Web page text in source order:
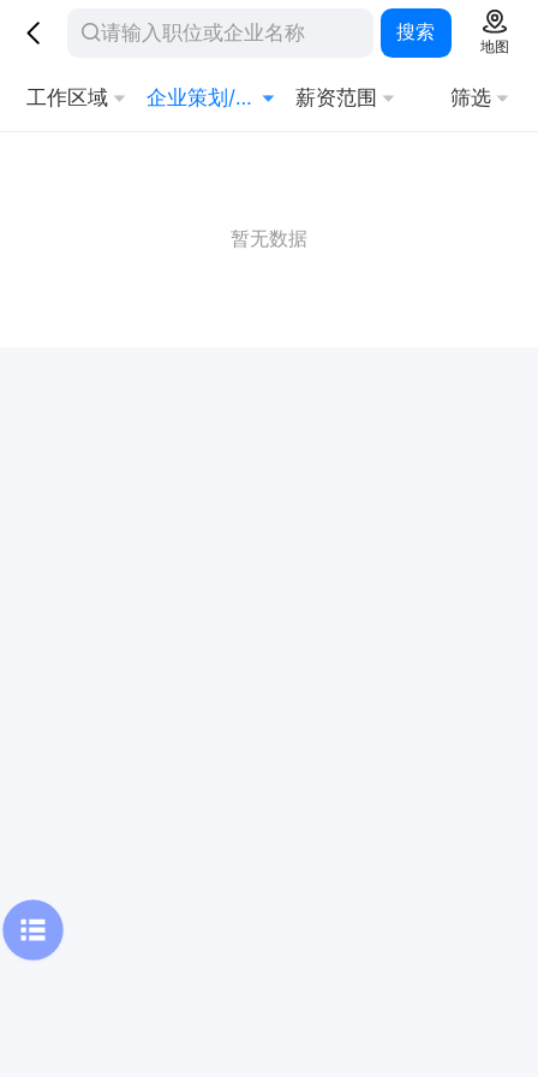
搜索
地图
工作区域 企业策划/顾问 薪资范围 筛选
暂无数据